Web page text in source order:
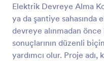
Elektrik Devreye Alma
ya da şantiye sahasında
devreye alınmadan
sonuçlarının düzenli
yardımcı olur. Proje
sürükle-ve-bırak
eşyaları güncelleyin,
kişiselleştirilmiş bir
değiştirin! Ardından
çizelgede, takvimde
da Jotform' un